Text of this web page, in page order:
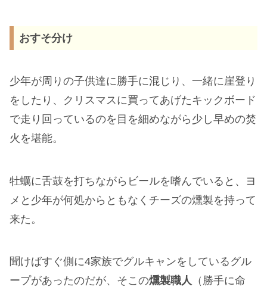
おすそ分け
少年が周りの子供達に勝手に混じり、一緒に崖登り
をしたり、クリスマスに買ってあげたキックボード
で走り回っているのを目を細めながら少し早めの焚
火を堪能。
牡蠣に舌鼓を打ちながらビールを嗜んでいると、ヨ
メと少年が何処からともなくチーズの燻製を持って
来た。
聞けばすぐ側に4家族でグルキャンをしているグル
ープがあったのだが、そこの燻製職人 （勝手に命